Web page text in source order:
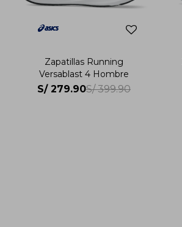
Zapatillas Running
Versablast 4 Hombre
S/ 279.90S/ 399.90